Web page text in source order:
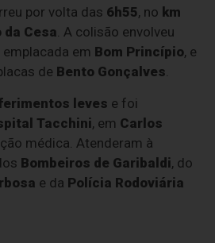
por volta das 6h55, no km
da Cesa . A colisão envolveu
emplacada em Bom Princípio, e
de Bento Gonçalves
leves e foi
Tacchini, em Carlos
médica. Atenderam à
Bombeiros de Garibaldi, do
e da Polícia Rodoviária